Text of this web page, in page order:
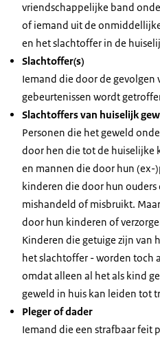
vriendschappelijke band
of iemand uit de
en het slachtoffer in de
Slachtoffer(s)
Iemand die door de
gebeurtenissen wordt
Slachtoffers van huiselijk
Personen die het geweld
door hen die tot de huiselijke
en mannen die door hun
kinderen die door hun
mishandeld of misbruikt.
door hun kinderen of
Kinderen die getuige zijn van
het slachtoffer - worden toch
omdat alleen al het als kind
geweld in huis kan leiden tot
Pleger of dader
Iemand die een strafbaar feit